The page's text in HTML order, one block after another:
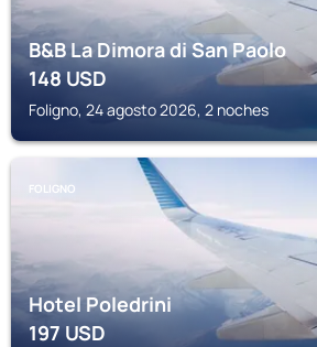
B&B La Dimora di San Paolo
148USD
Foligno, 24 agosto 2026, 2 noches
FOLIGNO
Hotel Poledrini
197USD